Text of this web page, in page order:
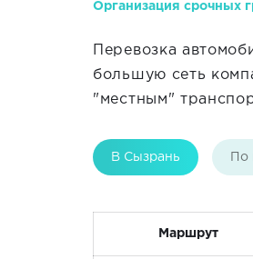
Организация срочных
Перевозка
большую сеть
"местным"
В Сызрань По
Маршрут